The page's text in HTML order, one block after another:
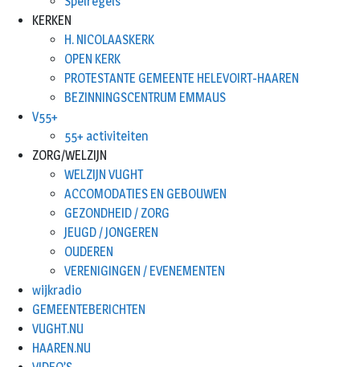
KERKEN
H. NICOLAASKERK
OPEN KERK
PROTESTANTE GEMEENTE HELEVOIRT-HAAREN
BEZINNINGSCENTRUM EMMAUS
V55+
55+ activiteiten
ZORG/WELZIJN
WELZIJN VUGHT
ACCOMODATIES EN GEBOUWEN
GEZONDHEID / ZORG
JEUGD / JONGEREN
OUDEREN
VERENIGINGEN / EVENEMENTEN
wijkradio
GEMEENTEBERICHTEN
VUGHT.NU
HAAREN.NU